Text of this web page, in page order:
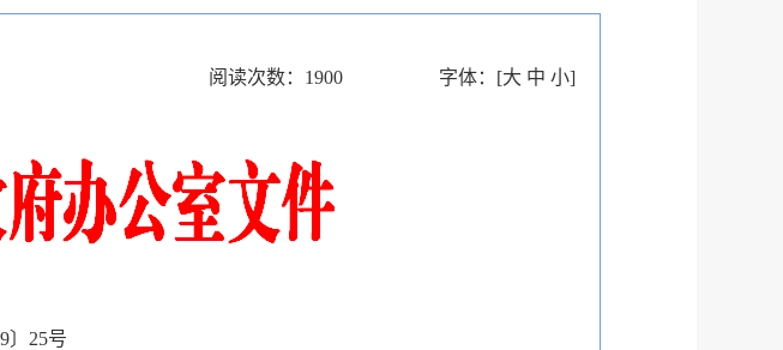
阅读次数： 1900 字体： [大 中 小]
〕25号